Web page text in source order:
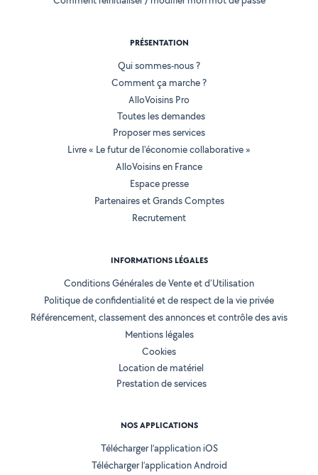
PRÉSENTATION
Qui sommes-nous ?
Comment ça marche ?
AlloVoisins Pro
Toutes les demandes
Proposer mes services
Livre « Le futur de l'économie collaborative »
AlloVoisins en France
Espace presse
Partenaires et Grands Comptes
Recrutement
INFORMATIONS LÉGALES
Conditions Générales de Vente et d'Utilisation
Politique de confidentialité et de respect de la vie privée
Référencement, classement des annonces et contrôle des avis
Mentions légales
Cookies
Location de matériel
Prestation de services
NOS APPLICATIONS
Télécharger l’application iOS
Télécharger l’application Android